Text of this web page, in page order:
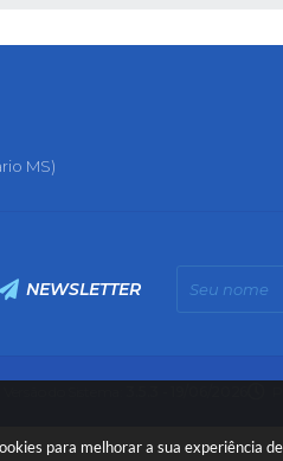
para melhorar a sua experiência
MS)
NEWSLETTER